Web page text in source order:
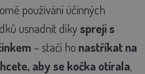
používání účinných
usnadnit díkyspreji s
– stačí ho nastříkat na
aby se kočka otírala,